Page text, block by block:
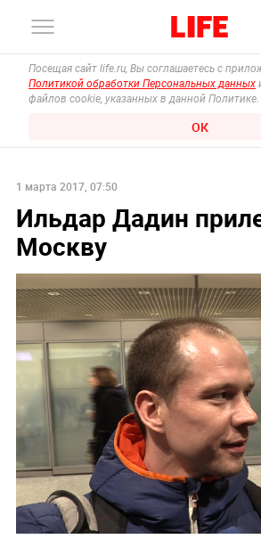
Посещая сайт life.ru, Вы соглашаетесь с
Политикой обработки Персональных данных
файлов cookie, указанных в данной Политике.
ОК
1 марта 2017, 07:50
Ильдар Дадин
Москву